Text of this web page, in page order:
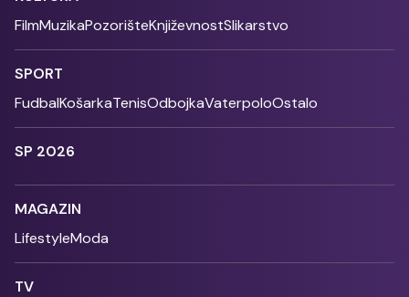
FilmMuzikaPozorišteKnjiževnostSlikarstvo
SPORT
FudbalKošarkaTenisOdbojkaVaterpoloOstalo
SP 2026
MAGAZIN
LifestyleModa
TV